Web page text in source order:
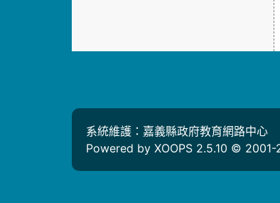
系統維護：嘉義縣政府教育網路中心
Powered by XOOPS 2.5.10 ©